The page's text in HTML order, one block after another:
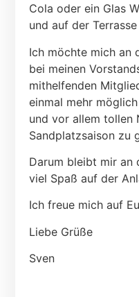
Cola oder ein Glas
und auf der
Ich möchte mich an
bei meinen
mithelfenden
einmal mehr
und vor allem tollen
Sandplatzsaison zu
Darum bleibt mir an
viel Spaß auf der
Ich freue mich auf
Liebe Grüße
Sven